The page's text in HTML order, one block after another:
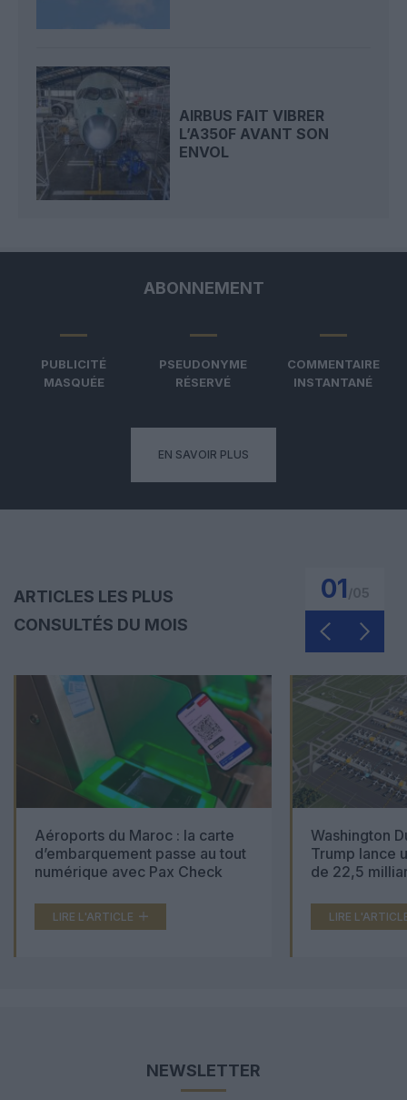
AIRBUS FAIT VIBRER
L’A350F AVANT SON
ENVOL
ABONNEMENT
PUBLICITÉ
MASQUÉE
PSEUDONYME
RÉSERVÉ
COMMENTAIRE
INSTANTANÉ
EN SAVOIR PLUS
ARTICLES LES PLUS
CONSULTÉS DU MOIS
01
Aéroports du Maroc : la carte
d’embarquement passe au tout
numérique avec Pax Check
LIRE L'ARTICLE
Washington
Trump lance
de 22,5
LIRE
NEWSLETTER